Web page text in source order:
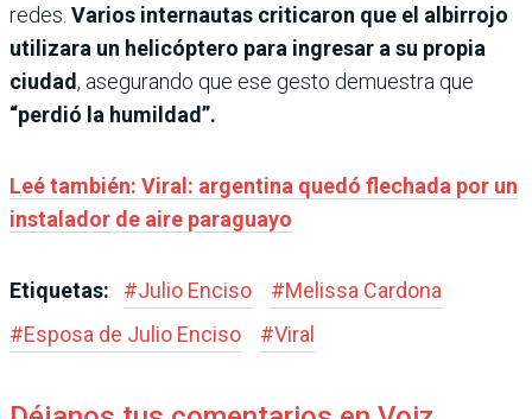
redes. Varios internautas criticaron que el albirrojo
utilizara un helicóptero para ingresar a su propia
ciudad, asegurando que ese gesto demuestra que
“perdió la humildad”.
Leé también: Viral: argentina quedó flechada por un
instalador de aire paraguayo
Etiquetas: #Julio Enciso #Melissa Cardona
#Esposa de Julio Enciso #Viral